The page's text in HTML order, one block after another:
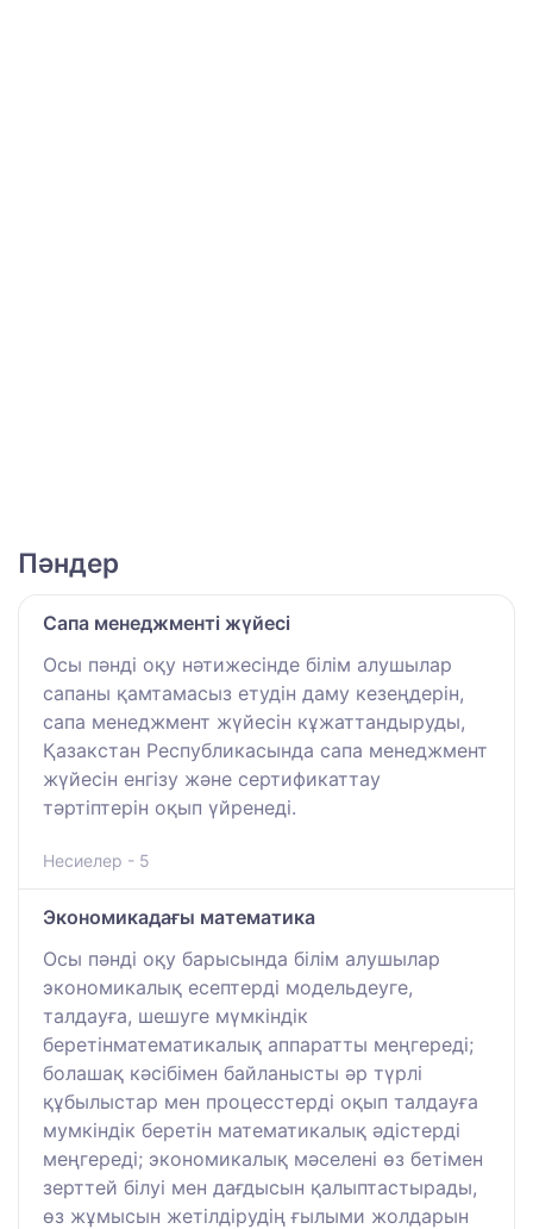
Пәндер
Сапа менеджменті жүйесі
Осы пәнді оқу нәтижесінде білім алушылар
сапаны қамтамасыз етудін даму кезеңдерін,
сапа менеджмент жүйесін кұжаттандыруды,
Қазакстан Республикасында сапа менеджмент
жүйесін енгізу және сертификаттау
тәртіптерін оқып үйренеді.
Несиелер - 5
Экономикадағы математика
Осы пәнді оқу барысында білім алушылар
экономикалық есептердi модельдеуге,
талдауға, шешуге мүмкiндiк
беретiнматематикалық аппаратты меңгереді;
болашақ кәсiбiмен байланысты әр түрлi
құбылыстар мен процесстердi оқып талдауға
мумкiндiк беретiн математикалық әдiстердi
меңгереді; экономикалық мәселенi өз бетiмен
зерттей бiлуi мен дағдысын қалыптастырады,
өз жұмысын жетiлдiрудiң ғылыми жолдарын